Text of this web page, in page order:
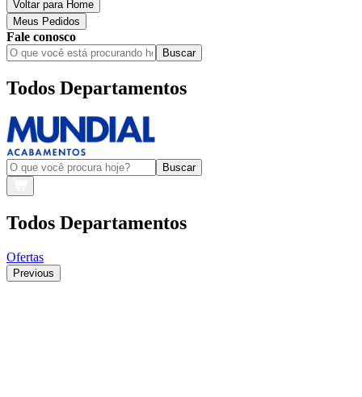
Voltar para Home
Meus Pedidos
Fale conosco
Buscar
Todos Departamentos
Buscar
Todos Departamentos
Ofertas
Previous